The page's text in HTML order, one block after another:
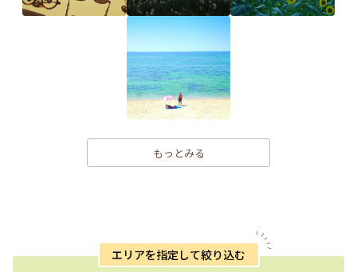
もっとみる
エリアを指定して絞り込む